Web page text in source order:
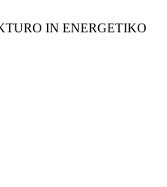
IN ENERGETIKO